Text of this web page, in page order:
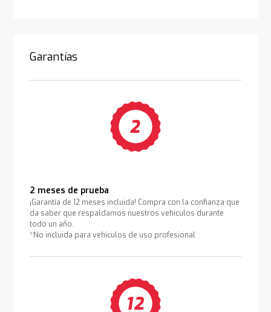
Garantías
2 meses de prueba
¡Garantía de 12 meses incluida! Compra con la confianza que
da saber que respaldamos nuestros vehículos durante
todo un año.
*No incluida para vehículos de uso profesional